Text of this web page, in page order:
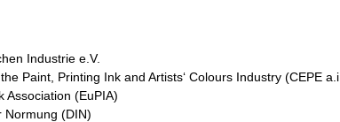
Industrie e.V.
Paint, Printing Ink and Artists‘ Colours Industry (CEPE
Association (EuPIA)
Normung (DIN)